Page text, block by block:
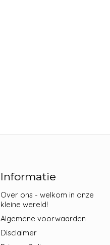
Informatie
Over ons - welkom in onze
kleine wereld!
Algemene voorwaarden
Disclaimer